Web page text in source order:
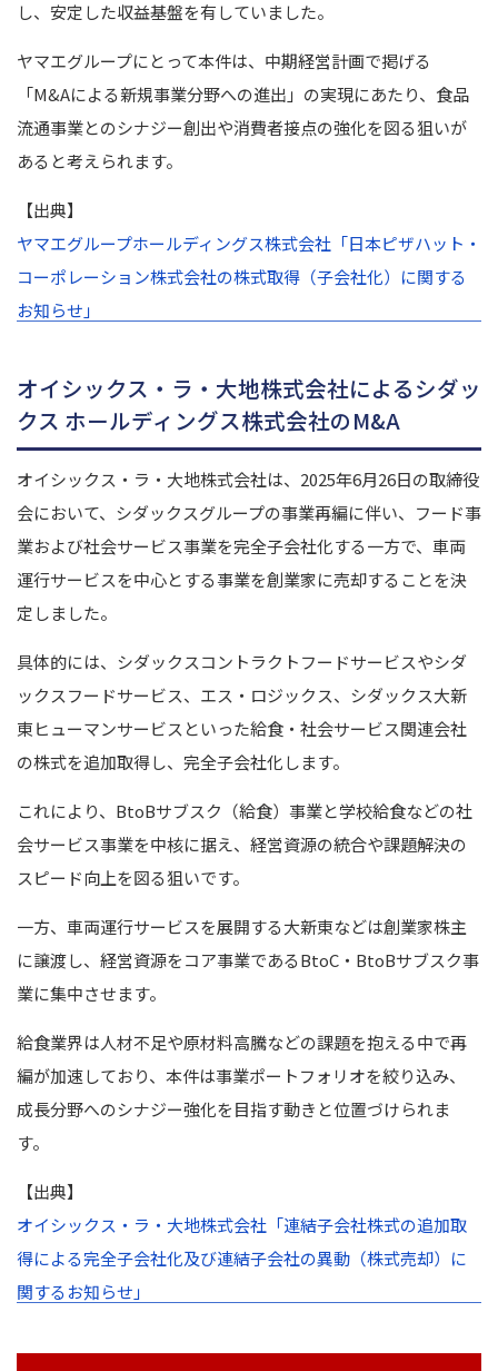
し、安定した収益基盤を有していました。
ヤマエグループにとって本件は、中期経営計画で掲げる
「M&Aによる新規事業分野への進出」の実現にあたり、食品
流通事業とのシナジー創出や消費者接点の強化を図る狙いが
あると考えられます。
【出典】
ヤマエグループホールディングス株式会社「日本ピザハット・
コーポレーション株式会社の株式取得（子会社化）に関する
お知らせ」
オイシックス・ラ・大地株式会社によるシダッ
クス ホールディングス株式会社のM&A
オイシックス・ラ・大地株式会社は、2025年6月26日の取締役
会において、シダックスグループの事業再編に伴い、フード事
業および社会サービス事業を完全子会社化する一方で、車両
運行サービスを中心とする事業を創業家に売却することを決
定しました。
具体的には、シダックスコントラクトフードサービスやシダ
ックスフードサービス、エス・ロジックス、シダックス大新
東ヒューマンサービスといった給食・社会サービス関連会社
の株式を追加取得し、完全子会社化します。
これにより、BtoBサブスク（給食）事業と学校給食などの社
会サービス事業を中核に据え、経営資源の統合や課題解決の
スピード向上を図る狙いです。
一方、車両運行サービスを展開する大新東などは創業家株主
に譲渡し、経営資源をコア事業であるBtoC・BtoBサブスク事
業に集中させます。
給食業界は人材不足や原材料高騰などの課題を抱える中で再
編が加速しており、本件は事業ポートフォリオを絞り込み、
成長分野へのシナジー強化を目指す動きと位置づけられま
す。
【出典】
オイシックス・ラ・大地株式会社「連結子会社株式の追加取
得による完全子会社化及び連結子会社の異動（株式売却）に
関するお知らせ」